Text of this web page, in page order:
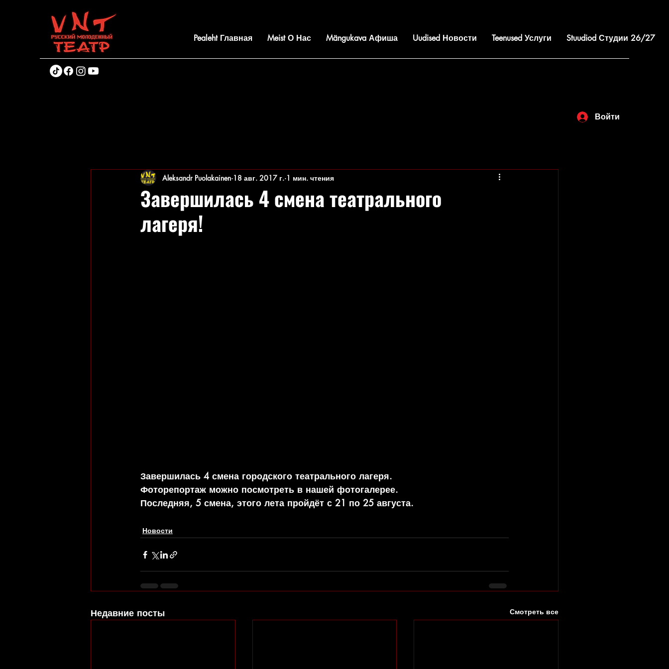
Pealeht Главная Meist О Нас Mängukava Афиша Uudised Новости Teenused Услуги Stuudiod Студии 26/27
Войти
Завершилась 4 смена театрального
лагеря!
Aleksandr Puolakainen 18 авг. 2017 г. 1 мин. чтения
Завершилась 4 смена городского театрального лагеря.
Фоторепортаж можно посмотреть в нашей фотогалерее.
Последняя, 5 смена, этого лета пройдёт с 21 по 25 августа.
Новости
Недавние посты Смотреть все